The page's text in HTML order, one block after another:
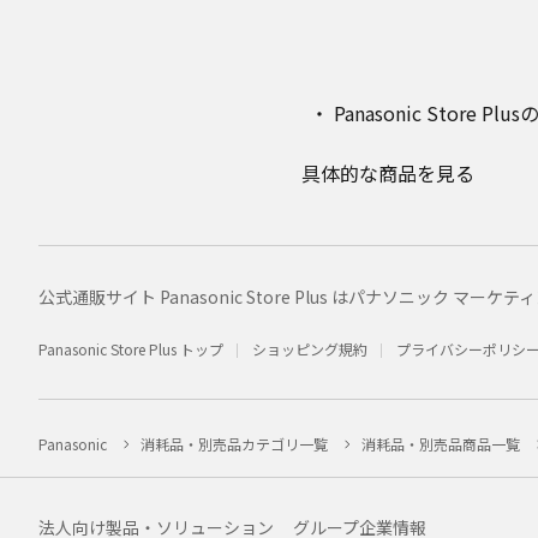
Panasonic Store Plus
具体的な商品を見る
公式通販サイト Panasonic Store Plus はパナソニック マーケテ
Panasonic Store Plus トップ ショッピング規約 プライバシーポリシー
Panasonic 消耗品・別売品カテゴリ一覧 消耗品・別売品商品一覧
法人向け製品・ソリューション グループ企業情報